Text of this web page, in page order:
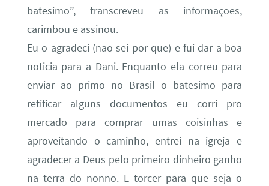
batesimo”, transcreveu as informaçoes,
carimbou e assinou.
Eu o agradeci (nao sei por que) e fui dar a boa
noticia para a Dani. Enquanto ela correu para
enviar ao primo no Brasil o batesimo para
retificar alguns documentos eu corri pro
mercado para comprar umas coisinhas e
aproveitando o caminho, entrei na igreja e
agradecer a Deus pelo primeiro dinheiro ganho
na terra do nonno. E torcer para que seja o